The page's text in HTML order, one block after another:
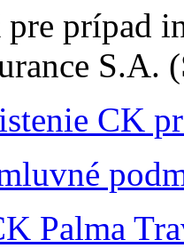
pre prípad
S.A.
CK
Palma